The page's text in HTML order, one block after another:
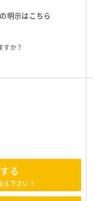
明示はこちら
すか？
る
え下さい！